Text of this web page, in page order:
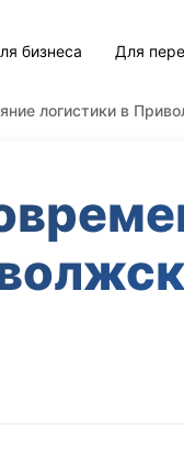
бизнеса Для
логистики в